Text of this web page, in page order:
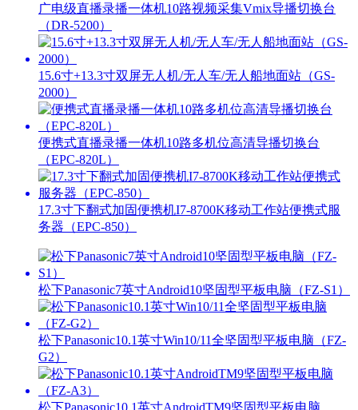
广电级直播录播一体机10路视频采集Vmix导播切换台
（DR-5200）
15.6寸+13.3寸双屏无人机/无人车/无人船地面站（GS-
2000）
便携式直播录播一体机10路多机位高清导播切换台
（EPC-820L）
17.3寸下翻式加固便携机I7-8700K移动工作站便携式服
务器（EPC-850）
松下Panasonic7英寸Android10坚固型平板电脑（FZ-S1）
松下Panasonic10.1英寸Win10/11全坚固型平板电脑（FZ-
G2）
松下Panasonic10.1英寸AndroidTM9坚固型平板电脑